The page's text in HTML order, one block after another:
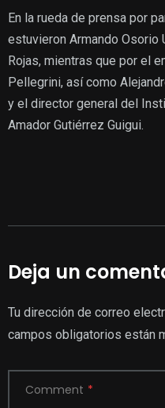
En la rueda de prensa por
estuvieron Armando Osorio
Rojas, mientras que por el
Pellegrini, así como
y el director general del
Amador Gutiérrez Guigui.
Deja un
Tu dirección de correo
campos obligatorios están
Comment *